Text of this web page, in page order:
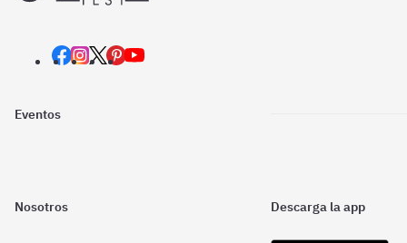
Eventos
Nosotros Descarga la app